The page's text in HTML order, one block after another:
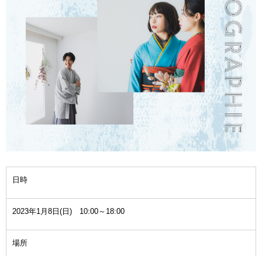
日時
2023年1月8日(日) 10:00～18:00
場所